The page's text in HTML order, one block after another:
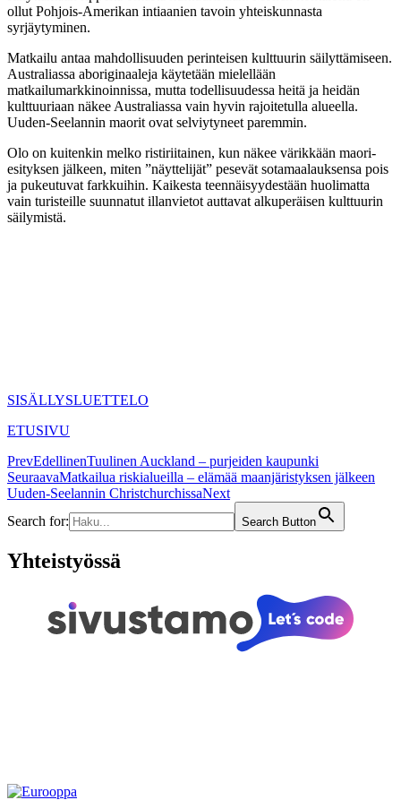
ollut Pohjois-Amerikan intiaanien tavoin yhteiskunnasta
syrjäytyminen.
Matkailu antaa mahdollisuuden perinteisen kulttuurin säilyttämiseen.
Australiassa aboriginaaleja käytetään mielellään
matkailumarkkinoinnissa, mutta todellisuudessa heitä ja heidän
kulttuuriaan näkee Australiassa vain hyvin rajoitetulla alueella.
Uuden-Seelannin maorit ovat selviytyneet paremmin.
Olo on kuitenkin melko ristiriitainen, kun näkee värikkään maori-
esityksen jälkeen, miten ”näyttelijät” pesevät sotamaalauksensa pois
ja pukeutuvat farkkuihin. Kaikesta teennäisyydestään huolimatta
vain turisteille suunnatut illanvietot auttavat alkuperäisen kulttuurin
säilymistä.
SISÄLLYSLUETTELO
ETUSIVU
PrevEdellinenTuulinen Auckland – purjeiden kaupunki
SeuraavaMatkailua riskialueilla – elämää maanjäristyksen jälkeen
Uuden-Seelannin ChristchurchissaNext
Search for:
Search Button
Yhteistyössä